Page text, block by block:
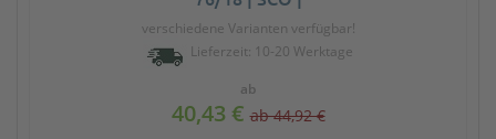
verschiedene Varianten verfügbar!
Lieferzeit: 10-20 Werktage
40,43 €ab 44,92 €